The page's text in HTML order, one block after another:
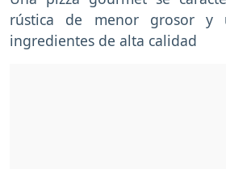
rústica de menor grosor y
ingredientes de alta calidad